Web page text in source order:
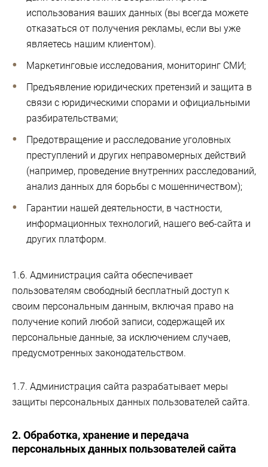
использования ваших данных (вы всегда можете
отказаться от получения рекламы, если вы уже
являетесь нашим клиентом).
Маркетинговые исследования, мониторинг СМИ;
Предъявление юридических претензий и защита в
связи с юридическими спорами и официальными
разбирательствами;
Предотвращение и расследование уголовных
преступлений и других неправомерных действий
(например, проведение внутренних расследований,
анализ данных для борьбы с мошенничеством);
Гарантии нашей деятельности, в частности,
информационных технологий, нашего веб-сайта и
других платформ.
1.6. Администрация сайта обеспечивает
пользователям свободный бесплатный доступ к
своим персональным данным, включая право на
получение копий любой записи, содержащей их
персональные данные, за исключением случаев,
предусмотренных законодательством.
1.7. Администрация сайта разрабатывает меры
защиты персональных данных пользователей сайта.
2. Обработка, хранение и передача
персональных данных пользователей сайта